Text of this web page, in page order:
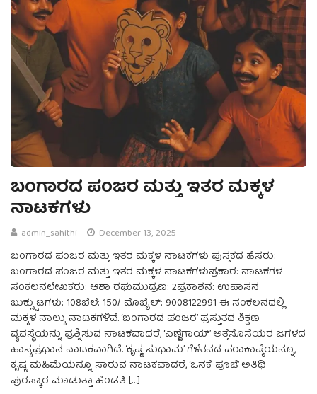
ಬಂಗಾರದ ಪಂಜರ ಮತ್ತು ಇತರ ಮಕ್ಕಳ
ನಾಟಕಗಳು
admin_sahithi December 13, 2025
ಬಂಗಾರದ ಪಂಜರ ಮತ್ತು ಇತರ ಮಕ್ಕಳ ನಾಟಕಗಳು ಪುಸ್ತಕದ ಹೆಸರು:
ಬಂಗಾರದ ಪಂಜರ ಮತ್ತು ಇತರ ಮಕ್ಕಳ ನಾಟಕಗಳುಪ್ರಕಾರ: ನಾಟಕಗಳ
ಸಂಕಲನಲೇಖಕರು: ಆಶಾ ರಘುಮುದ್ರಣ: 2ಪ್ರಕಾಶನ: ಉಪಾಸನ
ಬುಕ್ಸ್ಪುಟಗಳು: 108ಬೆಲೆ: 150/-ಮೊಬೈಲ್: 9008122991 ಈ ಸಂಕಲನದಲ್ಲಿ
ಮಕ್ಕಳ ನಾಲ್ಕು ನಾಟಕಗಳಿವೆ. ‘ಬಂಗಾರದ ಪಂಜರ’ ಪ್ರಸ್ತುತದ ಶಿಕ್ಷಣ
ವ್ಯವಸ್ಥೆಯನ್ನು ಪ್ರಶ್ನಿಸುವ ನಾಟಕವಾದರೆ, ‘ಎಣ್ಣೆಗಾಯ್’ ಅತ್ತೆಸೊಸೆಯರ ಜಗಳದ
ಹಾಸ್ಯಪ್ರಧಾನ ನಾಟಕವಾಗಿದೆ. ‘ಕೃಷ್ಣ ಸುಧಾಮ’ ಗೆಳೆತನದ ಪರಾಕಾಷ್ಠೆಯನ್ನೂ,
ಕೃಷ್ಣ ಮಹಿಮೆಯನ್ನೂ ಸಾರುವ ನಾಟಕವಾದರೆ, ‘ಒನಕೆ ಪೂಜೆ’ ಅತಿಥಿ
ಪುರಸ್ಕಾರ ಮಾಡುತ್ತಾ ಹೆಂಡತಿ […]